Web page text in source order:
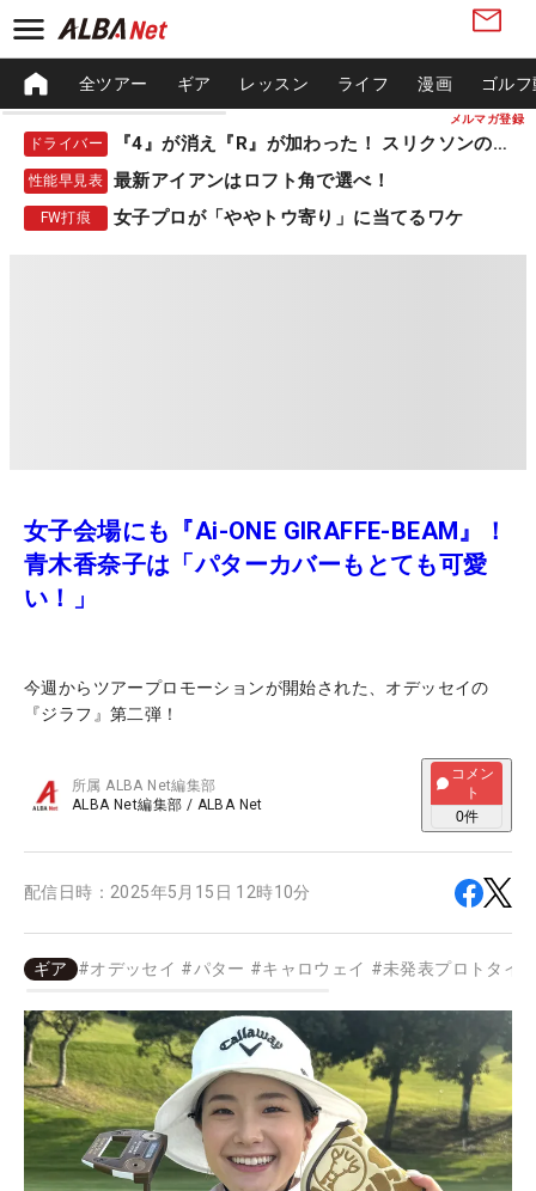
メルマガ登録
全ツアー ギア レッスン ライフ 漫画 ゴル
ドライバー 『4』が消え『R』が加わった！ スリクソンの新作
性能早見表 最新アイアンはロフト角で選べ！
FW打痕 女子プロが「ややトウ寄り」に当てるワケ
女子会場にも『Ai-ONE GIRAFFE-BEAM』！
青木香奈子は「パターカバーもとても可愛
い！」
今週からツアープロモーションが開始された、オデッセイの
『ジラフ』第二弾！
所属ALBA Net編集部
ALBA Net編集部 / ALBA Net
コメン
ト
0件
配信日時： 2025年5月15日 12時10分
ギア #オデッセイ #パター #キャロウェイ #未発表プロトタイ